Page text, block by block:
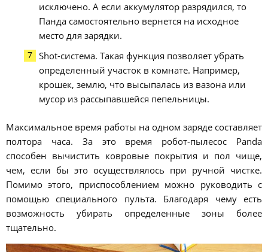
исключено. А если аккумулятор разрядился, то
Панда самостоятельно вернется на исходное
место для зарядки.
Shot-система. Такая функция позволяет убрать
определенный участок в комнате. Например,
крошек, землю, что высыпалась из вазона или
мусор из рассыпавшейся пепельницы.
Максимальное время работы на одном заряде составляет
полтора часа. За это время робот-пылесос Panda
способен вычистить ковровые покрытия и пол чище,
чем, если бы это осуществлялось при ручной чистке.
Помимо этого, приспособлением можно руководить с
помощью специального пульта. Благодаря чему есть
возможность убирать определенные зоны более
тщательно.